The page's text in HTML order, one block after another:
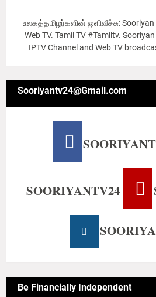
உலகத்தமிழர்களின் ஒளிவீச்சு: Sooriyan
Web TV. Tamil TV #Tamiltv.
IPTV Channel and Web TV
Sooriyantv24@Gmail.com
SOORIYANTV24
Be Financially Independent